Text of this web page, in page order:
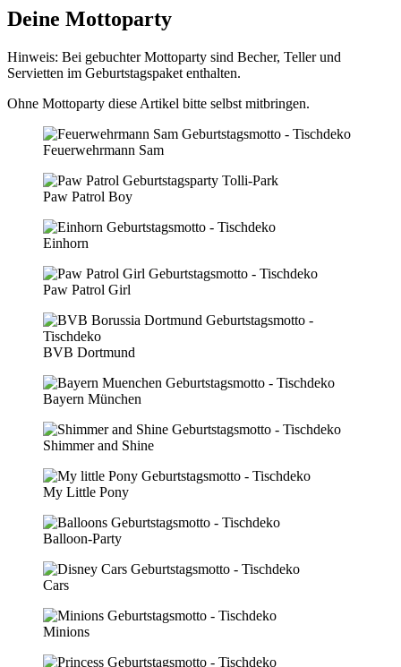
Deine Mottoparty
Hinweis: Bei gebuchter Mottoparty sind Becher, Teller und
Servietten im Geburtstagspaket enthalten.
Ohne Mottoparty diese Artikel bitte selbst mitbringen.
Feuerwehrmann Sam
Paw Patrol Boy
Einhorn
Paw Patrol Girl
BVB Dortmund
Bayern München
Shimmer and Shine
My Little Pony
Balloon-Party
Cars
Minions